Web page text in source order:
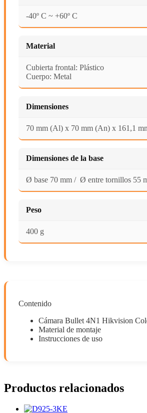
-40º C ~ +60º C
Material
Cubierta frontal: Plástico
Cuerpo: Metal
Dimensiones
70 mm (Al) x 70 mm (An) x 161,1
Dimensiones de la base
Ø base 70 mm / Ø entre tornillos 55
Peso
400 g
Contenido
Cámara Bullet 4N1 Hikvision
Material de montaje
Instrucciones de uso
Productos relacionados